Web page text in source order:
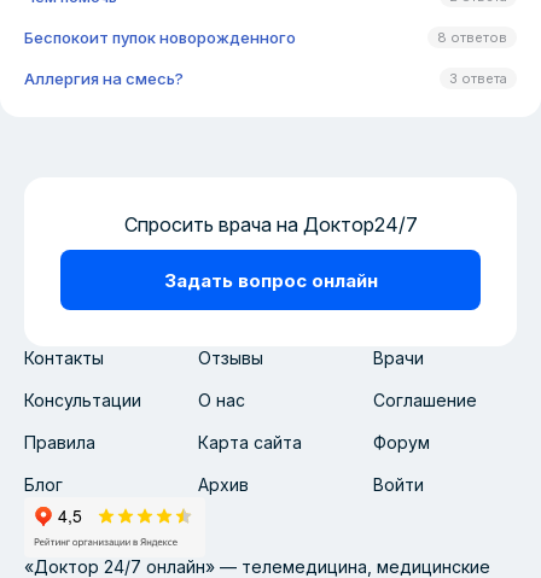
Беспокоит пупок новорожденного 8 ответов
Аллергия на смесь? 3 ответа
Контакты Отзывы Врачи
Консультации О нас Соглашение
Правила Карта сайта Форум
Блог Архив Войти
Спросить врача на Доктор24/7
Задать вопрос онлайн
«Доктор 24/7 онлайн» — телемедицина, медицинские